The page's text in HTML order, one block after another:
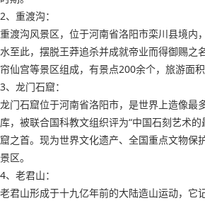
2、重渡沟：
重渡沟风景区，位于河南省洛阳市栾川县境内
水至此，摆脱王莽追杀并成就帝业而得御赐之
帘仙宫等景区组成，有景点200余个，旅游面积
3、龙门石窟：
龙门石窟位于河南省洛阳市，是世界上造像最
库，被联合国科教文组织评为“中国石刻艺术
窟之首。现为世界文化遗产、全国重点文物保
景区。
4、老君山：
老君山形成于十九亿年前的大陆造山运动，它